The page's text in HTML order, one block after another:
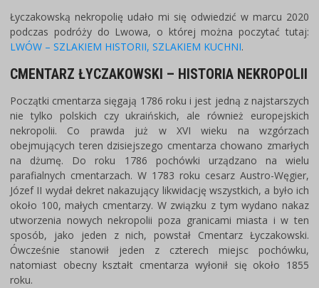
Łyczakowską nekropolię udało mi się odwiedzić w marcu 2020
podczas podróży do Lwowa, o której można poczytać tutaj:
LWÓW – SZLAKIEM HISTORII, SZLAKIEM KUCHNI.
CMENTARZ ŁYCZAKOWSKI – HISTORIA NEKROPOLII
Początki cmentarza sięgają 1786 roku i jest jedną z najstarszych
nie tylko polskich czy ukraińskich, ale również europejskich
nekropolii. Co prawda już w XVI wieku na wzgórzach
obejmujących teren dzisiejszego cmentarza chowano zmarłych
na dżumę. Do roku 1786 pochówki urządzano na wielu
parafialnych cmentarzach. W 1783 roku cesarz Austro-Węgier,
Józef II wydał dekret nakazujący likwidację wszystkich, a było ich
około 100, małych cmentarzy. W związku z tym wydano nakaz
utworzenia nowych nekropolii poza granicami miasta i w ten
sposób, jako jeden z nich, powstał Cmentarz Łyczakowski.
Ówcześnie stanowił jeden z czterech miejsc pochówku,
natomiast obecny kształt cmentarza wyłonił się około 1855
roku.